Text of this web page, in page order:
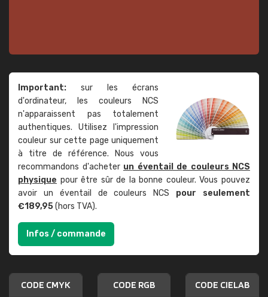
Important: sur les écrans
d'ordinateur, les couleurs NCS
n'apparaissent pas totalement
authentiques. Utilisez l'impression
couleur sur cette page uniquement
à titre de référence. Nous vous
recommandons d'acheter un éventail de couleurs NCS
physique pour être sûr de la bonne couleur. Vous pouvez
avoir un éventail de couleurs NCS pour seulement
€189,95(hors TVA).
Infos / commande
CODE CMYK CODE RGB CODE CIELAB